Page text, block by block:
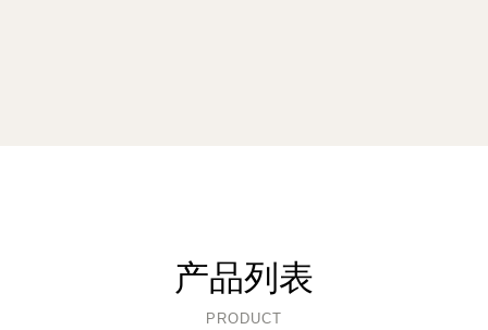
产品列表
PRODUCT